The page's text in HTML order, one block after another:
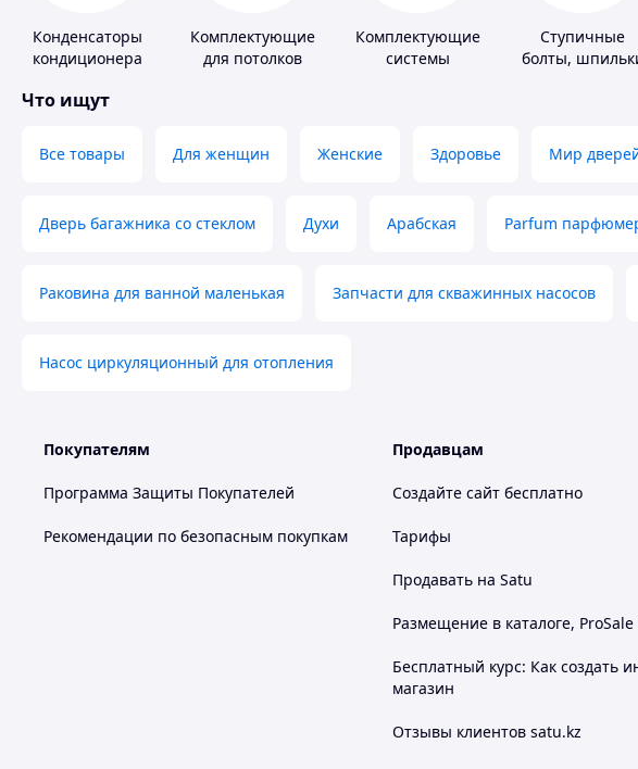
Конденсаторы
кондиционера
Комплектующие
для потолков
Комплектующие
системы
Ступичные
болты,
Что ищут
Все товары Для женщин Женские Здоровье Мир
Дверь багажника со стеклом Духи Арабская Parfum
Раковина для ванной маленькая Запчасти для скважинных насосов
Насос циркуляционный для отопления
Покупателям
Программа Защиты Покупателей
Рекомендации по безопасным покупкам
Продавцам
Создайте сайт бесплатно
Тарифы
Продавать на Satu
Размещение в каталоге,
Бесплатный курс: Как создать
магазин
Отзывы клиентов satu.kz